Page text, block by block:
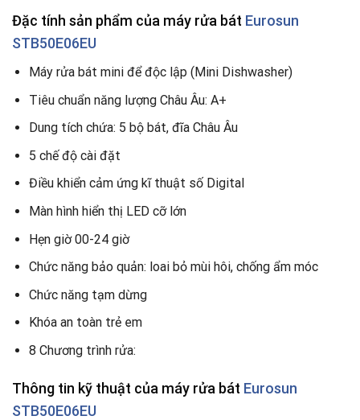
Đặc tính sản phẩm của máy rửa bát Eurosun
STB50E06EU
Máy rửa bát mini để độc lập (Mini Dishwasher)
Tiêu chuẩn năng lượng Châu Âu: A+
Dung tích chứa: 5 bộ bát, đĩa Châu Âu
5 chế độ cài đặt
Điều khiển cảm ứng kĩ thuật số Digital
Màn hình hiển thị LED cỡ lớn
Hẹn giờ 00-24 giờ
Chức năng bảo quản: loai bỏ mùi hôi, chống ẩm móc
Chức năng tạm dừng
Khóa an toàn trẻ em
8 Chương trình rửa:
Thông tin kỹ thuật của máy rửa bát Eurosun
STB50E06EU